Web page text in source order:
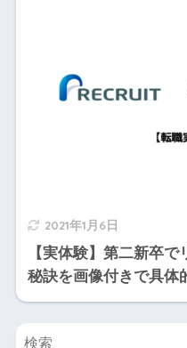
2021年1月6日
【実体験】第二新卒で
秘訣を画像付きで具体